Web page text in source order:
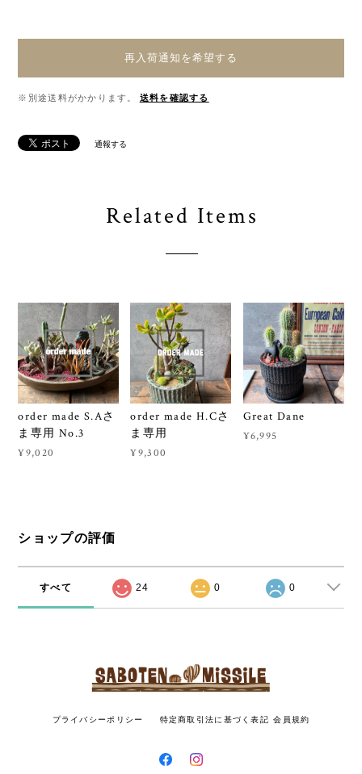
再入荷通知を希望する
※別途送料がかかります。 送料を確認する
通報する
Related Items
order made S.Aさ
ま専用 No.3
¥9,020
order made H.Cさ
ま専用
¥9,300
Great Dane
¥6,995
ショップの評価
すべて 24 0 0
プライバシーポリシー 特定商取引法に基づく表記 会員規約